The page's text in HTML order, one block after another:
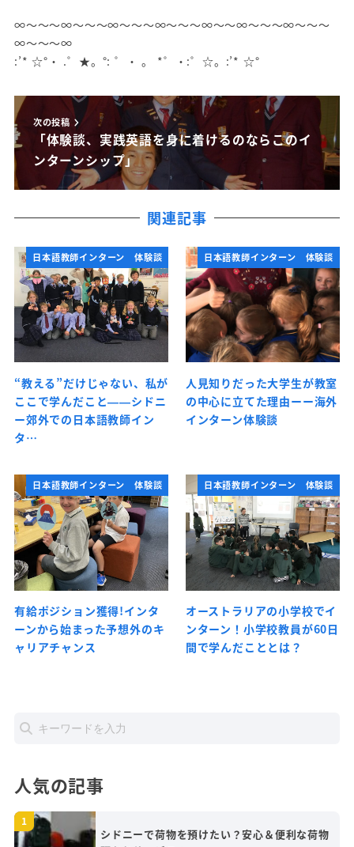
∞～～～∞～～～∞～～～∞～～～∞～～∞～～～∞～～～
∞～～～∞
:’* ☆°・ .゜★。°: ゜・ 。 *゜・:゜☆。:’* ☆°
次の投稿
「体験談、実践英語を身に着けるのならこのイ
ンターンシップ」
関連記事
日本語教師インターン 体験談
“教える”だけじゃない、私が
ここで学んだこと——シドニ
ー郊外での日本語教師イン
タ…
日本語教師インターン 体験談
人見知りだった大学生が教室
の中心に立てた理由ーー海外
インターン体験談
日本語教師インターン 体験談
有給ポジション獲得!インタ
ーンから始まった予想外のキ
ャリアチャンス
日本語教師インターン 体験談
オーストラリアの小学校でイ
ンターン！小学校教員が60日
間で学んだこととは？
人気の記事
シドニーで荷物を預けたい？安心＆便利な荷物